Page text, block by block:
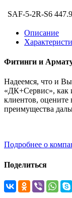
SAF-5-2R-S6
Описание
Фитинги и
Надеемся, что и
«ДК+Сервис», как
клиентов, оцените
преимущества
Подробнее о
Поделиться